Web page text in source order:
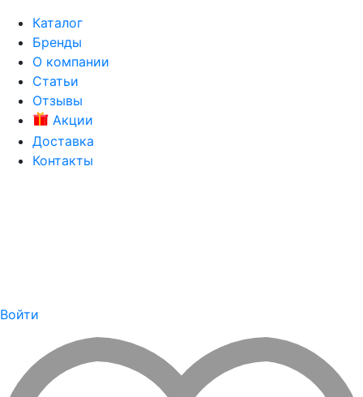
Каталог
Бренды
О компании
Статьи
Отзывы
Акции
Доставка
Контакты
Войти